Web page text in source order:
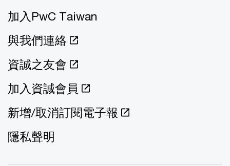
加入PwC Taiwan
與我們連絡
資誠之友會
加入資誠會員
新增/取消訂閱電子報
隱私聲明